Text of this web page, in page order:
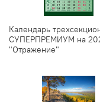
Календарь
СУПЕРПРЕМИУМ на
"Отражение"